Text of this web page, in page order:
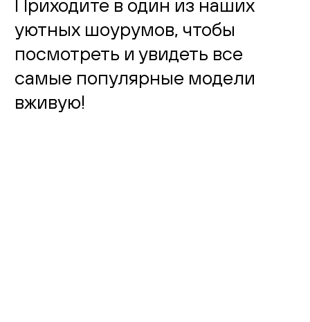
Приходите в один из наших
уютных шоурумов, чтобы
посмотреть и увидеть все
самые популярные модели
вживую!